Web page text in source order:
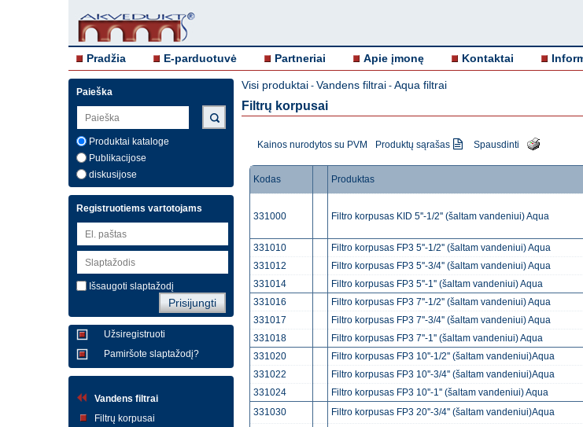
Pradžia E-parduotuvė Partneriai Apie įmonę Kontaktai
Paieška
Produktai kataloge
Publikacijose
diskusijose
Registruotiems vartotojams
Išsaugoti slaptažodį
Užsiregistruoti
Pamiršote slaptažodį?
Vandens filtrai
Filtrų korpusai
Visi produktai - Vandens filtrai - Aqua filtrai
Filtrų korpusai
Kainos nurodytos su PVM Produktų sąrašas Spausdinti
Kodas Produktas
331000 Filtro korpusas KID 5''-1/2'' (šaltam vandeniui) Aqua
331010 Filtro korpusas FP3 5''-1/2'' (šaltam vandeniui) Aqua
331012
Filtro korpusas FP3 5''-3/4'' (šaltam vandeniui) Aqua
331014
Filtro korpusas FP3 5''-1'' (šaltam vandeniui) Aqua
331016
Filtro korpusas FP3 7''-1/2'' (šaltam vandeniui) Aqua
331017
Filtro korpusas FP3 7''-3/4'' (šaltam vandeniui) Aqua
331018
Filtro korpusas FP3 7''-1'' (šaltam vandeniui) Aqua
331020
Filtro korpusas FP3 10''-1/2'' (šaltam vandeniui)Aqua
331022
Filtro korpusas FP3 10''-3/4'' (šaltam vandeniui)Aqua
331024
Filtro korpusas FP3 10''-1'' (šaltam vandeniui) Aqua
331030
Filtro korpusas FP3 20''-3/4'' (šaltam vandeniui)Aqua